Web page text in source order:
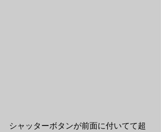
シャッターボタンが前面に付いてて超